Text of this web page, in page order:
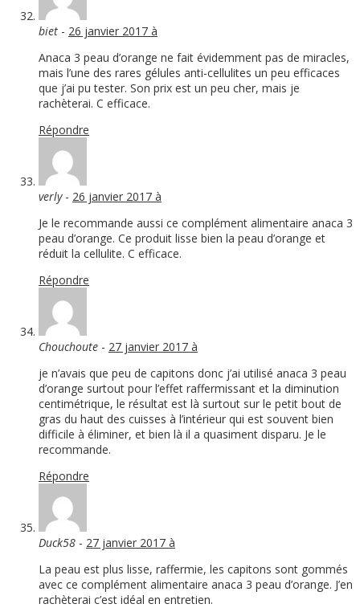
biet - 26 janvier 2017 à
Anaca 3 peau d’orange ne fait évidemment pas de miracles,
mais l’une des rares gélules anti-cellulites un peu efficaces
que j’ai pu tester. Son prix est un peu cher, mais je
rachèterai. C efficace.
Répondre
verly- 26 janvier 2017 à
Je le recommande aussi ce complément alimentaire anaca 3
peau d’orange. Ce produit lisse bien la peau d’orange et
réduit la cellulite. C efficace.
Répondre
Chouchoute - 27 janvier 2017 à
je n’avais que peu de capitons donc j’ai utilisé anaca 3 peau
d’orange surtout pour l’effet raffermissant et la diminution
centimétrique, le résultat est là surtout sur le petit bout de
gras du haut des cuisses à l’intérieur qui est souvent bien
difficile à éliminer, et bien là il a quasiment disparu. Je le
recommande.
Répondre
Duck58 - 27 janvier 2017 à
La peau est plus lisse, raffermie, les capitons sont gommés
avec ce complément alimentaire anaca 3 peau d’orange. J’en
rachèterai c’est idéal en entretien.